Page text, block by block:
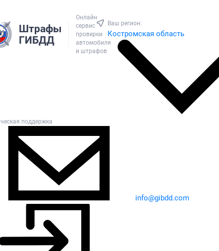
Штрафы
ГИБДД
Онлайн
сервис
проверки
автомобиля
и штрафов
Ваш регион:
Костромская область
поддержка
info@gibdd.com